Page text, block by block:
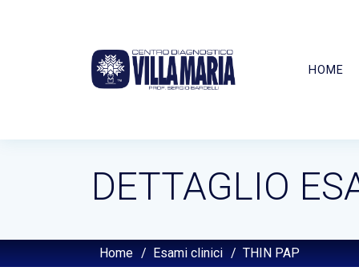
HOME
DETTAGLIO
Home / Esami clinici / THIN PAP